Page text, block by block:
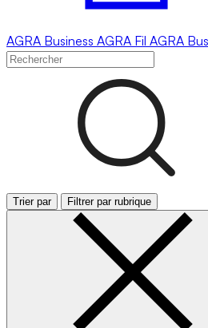
AGRA Business AGRA Fil AGRA
Trier par Filtrer par rubrique